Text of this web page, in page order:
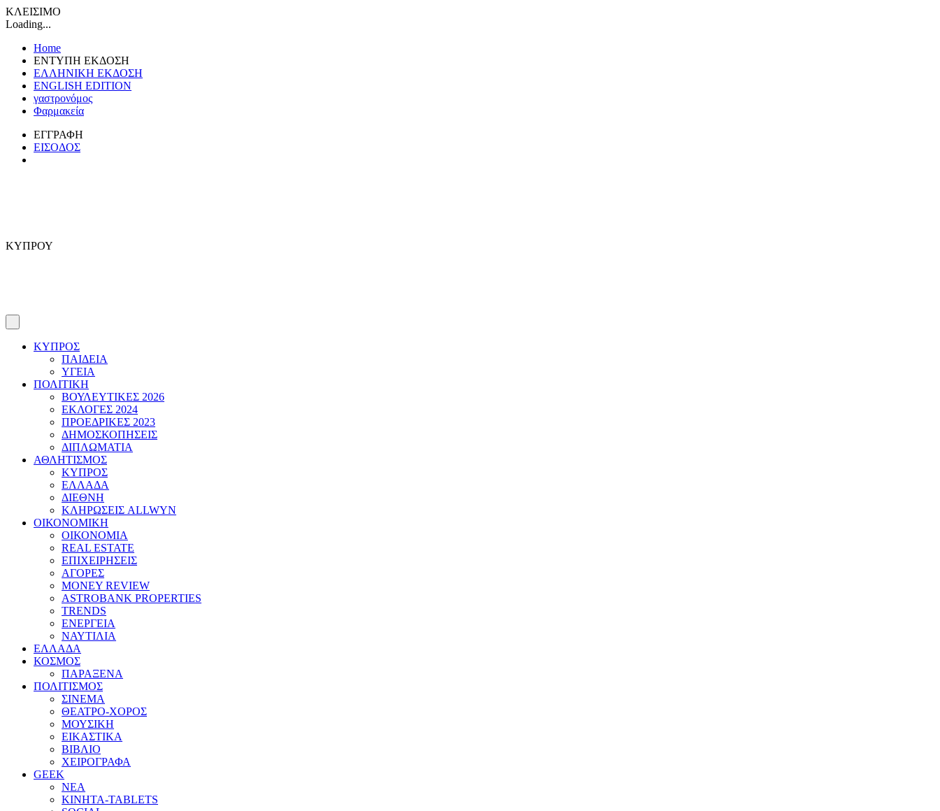
ΚΛΕΙΣΙΜΟ
Loading...
Home
ΕΝΤΥΠΗ ΕΚΔΟΣΗ
ΕΛΛΗΝΙΚΗ ΕΚΔΟΣΗ
ENGLISH EDITION
γαστρονόμος
Φαρμακεία
ΕΓΓΡΑΦΗ
ΕΙΣΟΔΟΣ
ΚΥΠΡΟΥ
ΚΥΠΡΟΣ
ΠΑΙΔΕΙΑ
ΥΓΕΙΑ
ΠΟΛΙΤΙΚΗ
ΒΟΥΛΕΥΤΙΚΕΣ 2026
ΕΚΛΟΓΕΣ 2024
ΠΡΟΕΔΡΙΚΕΣ 2023
ΔΗΜΟΣΚΟΠΗΣΕΙΣ
ΔΙΠΛΩΜΑΤΙΑ
ΑΘΛΗΤΙΣΜΟΣ
ΚΥΠΡΟΣ
ΕΛΛΑΔΑ
ΔΙΕΘΝΗ
ΚΛΗΡΩΣΕΙΣ ALLWYN
ΟΙΚΟΝΟΜΙΚΗ
ΟΙΚΟΝΟΜΙΑ
REAL ESTATE
ΕΠΙΧΕΙΡΗΣΕΙΣ
ΑΓΟΡΕΣ
MONEY REVIEW
ASTROBANK PROPERTIES
TRENDS
ΕΝΕΡΓΕΙΑ
ΝΑΥΤΙΛΙΑ
ΕΛΛΑΔΑ
ΚΟΣΜΟΣ
ΠΑΡΑΞΕΝΑ
ΠΟΛΙΤΙΣΜΟΣ
ΣΙΝΕΜΑ
ΘΕΑΤΡΟ-ΧΟΡΟΣ
ΜΟΥΣΙΚΗ
ΕΙΚΑΣΤΙΚΑ
ΒΙΒΛΙΟ
ΧΕΙΡΟΓΡΑΦΑ
GEEK
ΝΕΑ
ΚΙΝΗΤΑ-TABLETS